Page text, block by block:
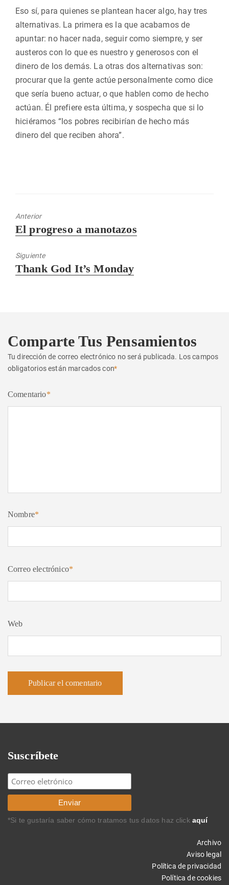
Eso sí, para quienes se plantean hacer algo, hay tres
alternativas. La primera es la que acabamos de
apuntar: no hacer nada, seguir como siempre, y ser
austeros con lo que es nuestro y generosos con el
dinero de los demás. La otras dos alternativas son:
procurar que la gente actúe personalmente como dice
que sería bueno actuar, o que hablen como de hecho
actúan. Él prefiere esta última, y sospecha que si lo
hiciéramos “los pobres recibirían de hecho más
dinero del que reciben ahora”.
Anterior
Entrada
El progreso a manotazos
Siguiente
Entrada
Thank God It’s Monday
Comparte Tus Pensamientos
Tu dirección de correo electrónico no será publicada. Los campos
obligatorios están marcados con*
Comentario*
Nombre*
Correo electrónico*
Web
Suscríbete
*Si te gustaría saber cómo tratamos tus datos haz click aquí
Archivo
Aviso legal
Política de privacidad
Política de cookies